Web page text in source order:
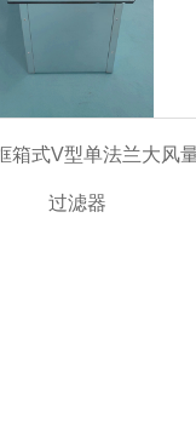
箱式V型单法兰大风
过滤器